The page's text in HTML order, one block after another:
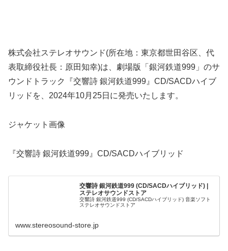
株式会社ステレオサウンド(所在地：東京都世田谷区、代
表取締役社長：原田知幸)は、劇場版「銀河鉄道999」のサ
ウンドトラック『交響詩 銀河鉄道999』CD/SACDハイブ
リッドを、2024年10月25日に発売いたします。
ジャケット画像
『交響詩 銀河鉄道999』CD/SACDハイブリッド
交響詩 銀河鉄道999 (CD/SACDハイブリッド) |
ステレオサウンドストア
交響詩 銀河鉄道999 (CD/SACDハイブリッド) 音楽ソフト
ステレオサウンドストア
www.stereosound-store.jp